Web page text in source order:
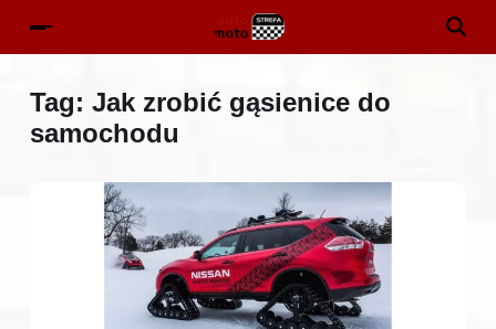
Tag: Jak zrobić gąsienice do
samochodu